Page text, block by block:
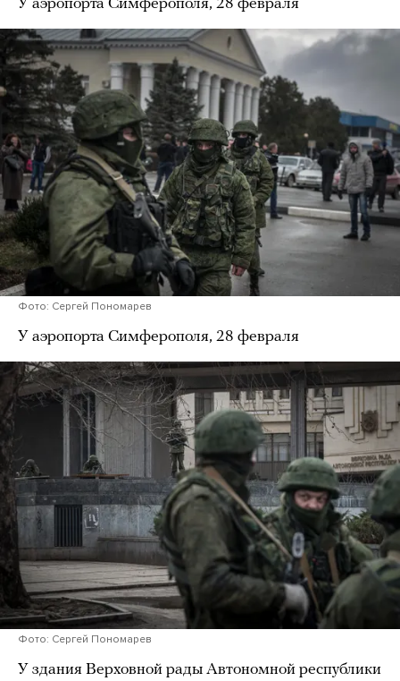
У аэропорта Симферополя, 28 февраля
Фото: Сергей Пономарев
У аэропорта Симферополя, 28 февраля
Фото: Сергей Пономарев
У здания Верховной рады Автономной республики